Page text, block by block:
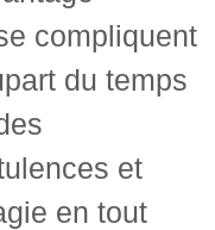
compliquent
du temps
et
en tout